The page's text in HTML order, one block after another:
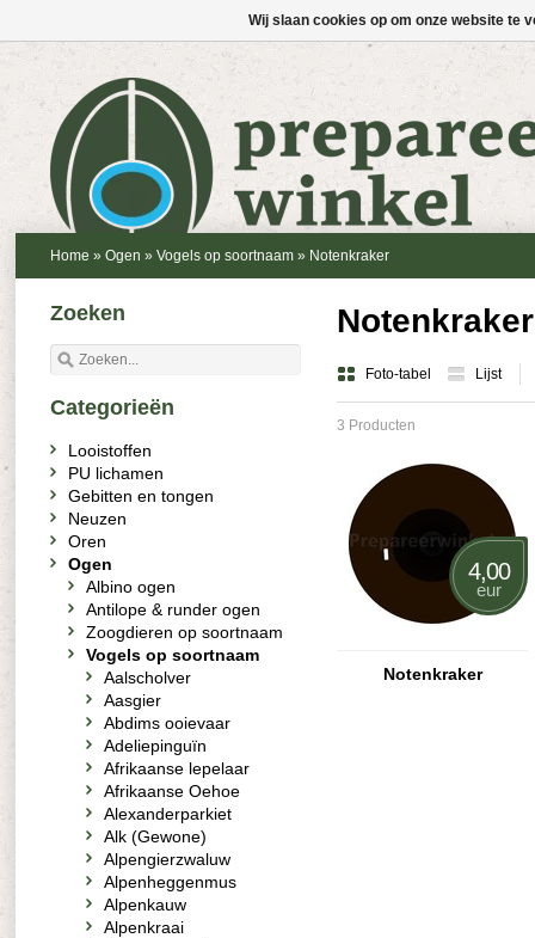
Home » Ogen » Vogels op soortnaam » Notenkraker
Notenkraker
Foto-tabel Lijst
3 Producten
4,00
eur
Notenkraker
Zoeken
Categorieën
Looistoffen
PU lichamen
Gebitten en tongen
Neuzen
Oren
Ogen
Albino ogen
Antilope & runder ogen
Zoogdieren op soortnaam
Vogels op soortnaam
Aalscholver
Aasgier
Abdims ooievaar
Adeliepinguïn
Afrikaanse lepelaar
Afrikaanse Oehoe
Alexanderparkiet
Alk (Gewone)
Alpengierzwaluw
Alpenheggenmus
Alpenkauw
Alpenkraai
Wij slaan cookies op om onze website te